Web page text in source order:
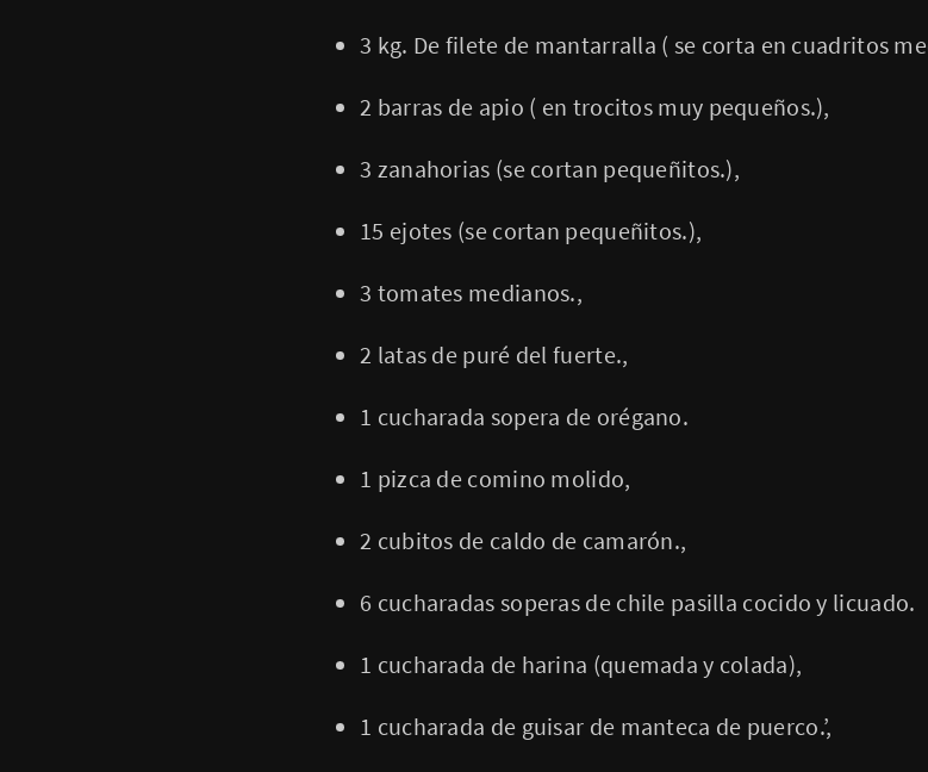
3 kg. De filete de mantarralla ( se corta en cuadritos
2 barras de apio ( en trocitos muy pequeños.),
3 zanahorias (se cortan pequeñitos.),
15 ejotes (se cortan pequeñitos.),
3 tomates medianos.,
2 latas de puré del fuerte.,
1 cucharada sopera de orégano.
1 pizca de comino molido,
2 cubitos de caldo de camarón.,
6 cucharadas soperas de chile pasilla cocido y licuado.
1 cucharada de harina (quemada y colada),
1 cucharada de guisar de manteca de puerco.’,